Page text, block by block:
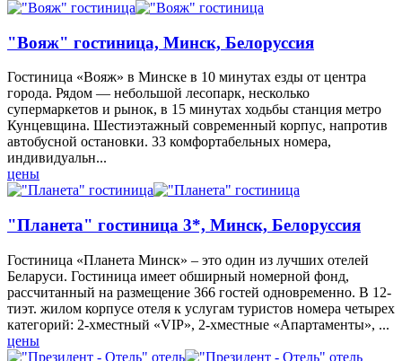
"Вояж" гостиница, Минск, Белоруссия
Гостиница «Вояж» в Минске в 10 минутах езды от центра
города. Рядом — небольшой лесопарк, несколько
супермаркетов и рынок, в 15 минутах ходьбы станция метро
Кунцевщина. Шестиэтажный современный корпус, напротив
автобусной остановки. 33 комфортабельных номера,
индивидуальн...
цены
"Планета" гостиница 3*, Минск, Белоруссия
Гостиница «Планета Минск» – это один из лучших отелей
Беларуси. Гостиница имеет обширный номерной фонд,
рассчитанный на размещение 366 гостей одновременно. В 12-
тиэт. жилом корпусе отеля к услугам туристов номера четырех
категорий: 2-хместный «VIP», 2-хместные «Апартаменты», ...
цены